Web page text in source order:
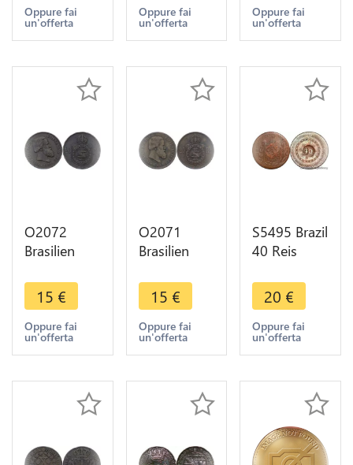
offer
Oppure fai
un'offerta
1819 R Rio
de Janeiro
Oppure fai
un'offerta
>Make
offer
Oppure fai
un'offerta
O2072
Brasilien
Reis Pedro
II 1869 -
>Make
offer
15 €
Oppure fai
un'offerta
O2071
Brasilien
Reis Pedro
II 1869 -
>Make
offer
15 €
Oppure fai
un'offerta
S5495 Brazil
40 Reis
1830 - Faire
Offre
20 €
Oppure fai
un'offerta